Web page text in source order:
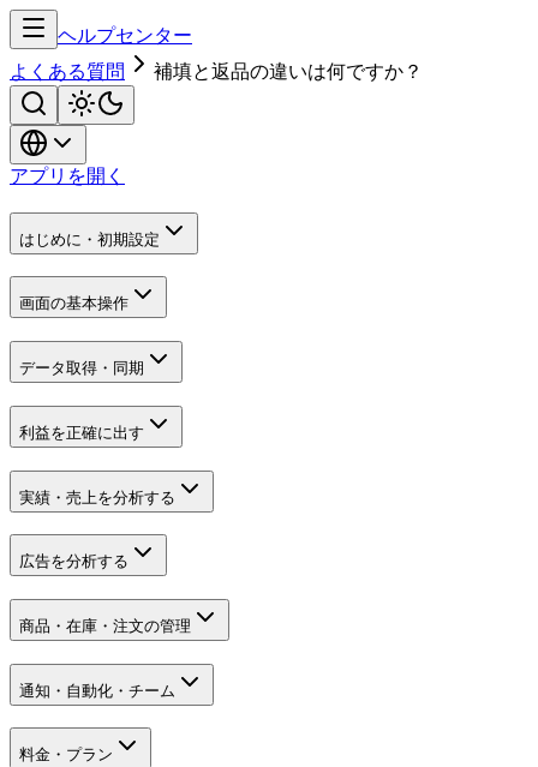
ヘルプセンター
よくある質問
補填と返品の違いは何ですか？
アプリを開く
はじめに・初期設定
画面の基本操作
データ取得・同期
利益を正確に出す
実績・売上を分析する
広告を分析する
商品・在庫・注文の管理
通知・自動化・チーム
料金・プラン